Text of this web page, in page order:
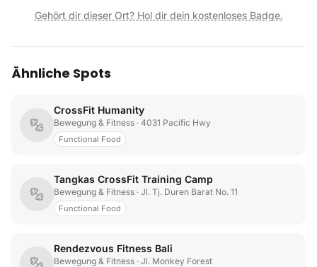
Gehört dir dieser Ort? Hol dir dein kostenloses Badge.
Ähnliche Spots
CrossFit Humanity
Bewegung & Fitness · 4031 Pacific Hwy
Functional Food
Tangkas CrossFit Training Camp
Bewegung & Fitness · Jl. Tj. Duren Barat No. 11
Functional Food
Rendezvous Fitness Bali
Bewegung & Fitness · Jl. Monkey Forest